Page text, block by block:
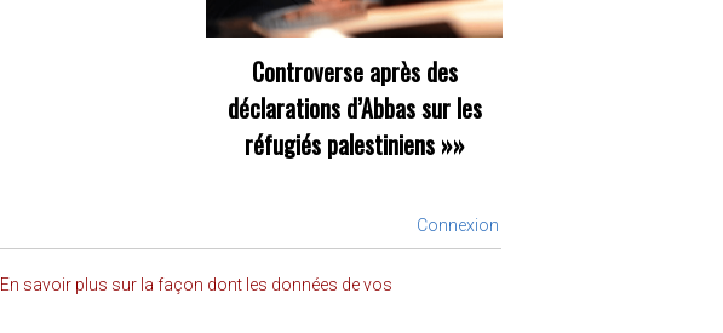
Controverse après des
déclarations d’Abbas sur les
réfugiés palestiniens»»
Connexion
En savoir plus sur la façon dont les données de vos